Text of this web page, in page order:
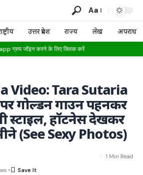
Aa
उत्तर प्रदेश राज्य लेख अपराध
ग्रुप जॉइन करने के लिए क्लिक करें
Video: Tara Sutaria
गोल्डन गाउन पहनकर
स्टाइल, हॉटनेस देखकर
(See Sexy Photos)
1 Min Read